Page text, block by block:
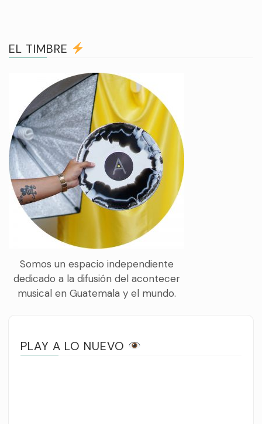
EL TIMBRE
Somos un espacio independiente
dedicado a la difusión del acontecer
musical en Guatemala y el mundo.
PLAY A LO NUEVO